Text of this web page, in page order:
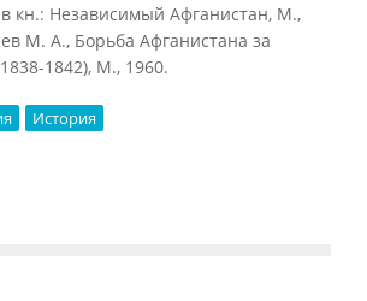
в кн.: Независимый Афганистан, М.,
М. А., Борьба Афганистана за
1842), М., 1960.
История